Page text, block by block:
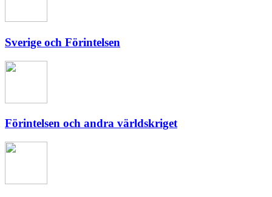
Sverige och Förintelsen
Förintelsen och andra världskriget